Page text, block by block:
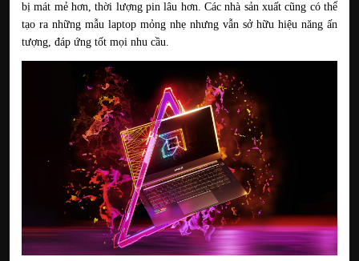
bị mát mẻ hơn, thời lượng pin lâu hơn. Các nhà sản xuất cũng có thể
tạo ra những mẫu laptop mỏng nhẹ nhưng vẫn sở hữu hiệu năng ấn
tượng, đáp ứng tốt mọi nhu cầu.